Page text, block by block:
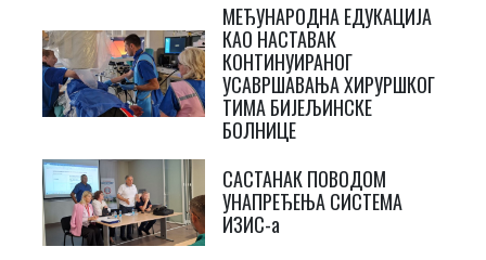
МЕЂУНАРОДНА ЕДУКАЦИЈА
КАО НАСТАВАК
КОНТИНУИРАНОГ
УСАВРШАВАЊА ХИРУРШКОГ
ТИМА БИЈЕЉИНСКЕ
БОЛНИЦЕ
САСТАНАК ПОВОДОМ
УНАПРЕЂЕЊА СИСТЕМА
ИЗИС-а